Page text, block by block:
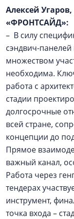
Алексей
«ФРОНТСАЙД»:
– В силу
сэндвич-
множеством
необходима.
работа с
стадии
долгосрочные
всей стране,
концепции до
Прямое
важный канал,
Работа через
тендерах
инструмент,
точка входа –